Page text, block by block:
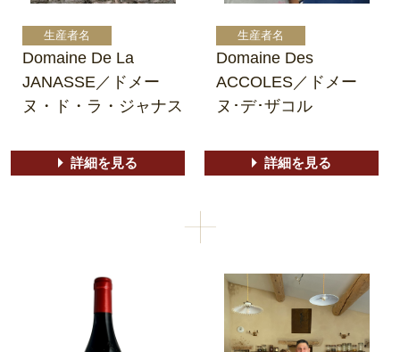
Domaine De La
JANASSE／ドメー
ヌ・ド・ラ・ジャナス
詳細を見る
Domaine Des
ACCOLES／ドメー
ヌ･デ･ザコル
詳細を見る